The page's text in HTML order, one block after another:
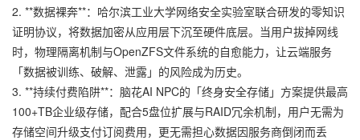
2. **数据裸奔**：哈尔滨工业大学网络安全实验室联合研发的零知识
证明协议，将数据加密从应用层下沉至硬件底层。当用户拔掉网线
时，物理隔离机制与OpenZFS文件系统的自愈能力，让云端服务
「数据被训练、破解、泄露」的风险成为历史。
3. **持续付费陷阱**：脑花AI NPC的「终身安全存储」方案提供最高
100+TB企业级存储，配合5盘位扩展与RAID冗余机制，用户无需为
存储空间升级支付订阅费用，更无需担心数据因服务商倒闭而丢